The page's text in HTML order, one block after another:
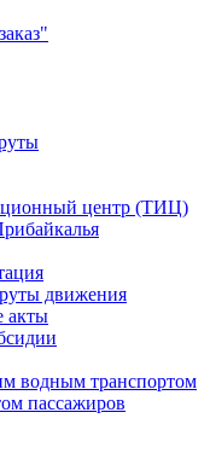
центр (ТИЦ)
движения
акты
водным транспортом
пассажиров